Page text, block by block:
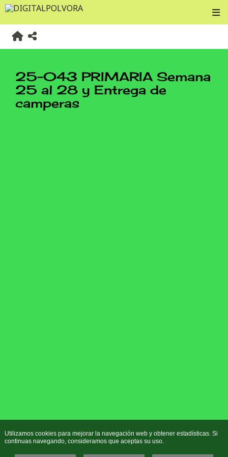
25-043 PRIMARIA Semana
25 al 28 y Entrega de
camperas
Utilizamos cookies para mejorar la navegación web y obtener estadísticas. Si
continuas navegando, consideramos que aceptas su uso.